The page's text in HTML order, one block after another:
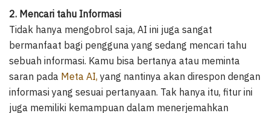
2. Mencari tahu Informasi
Tidak hanya mengobrol saja, AI ini juga sangat
bermanfaat bagi pengguna yang sedang mencari tahu
sebuah informasi. Kamu bisa bertanya atau meminta
saran pada Meta AI, yang nantinya akan direspon dengan
informasi yang sesuai pertanyaan. Tak hanya itu, fitur ini
juga memiliki kemampuan dalam menerjemahkan